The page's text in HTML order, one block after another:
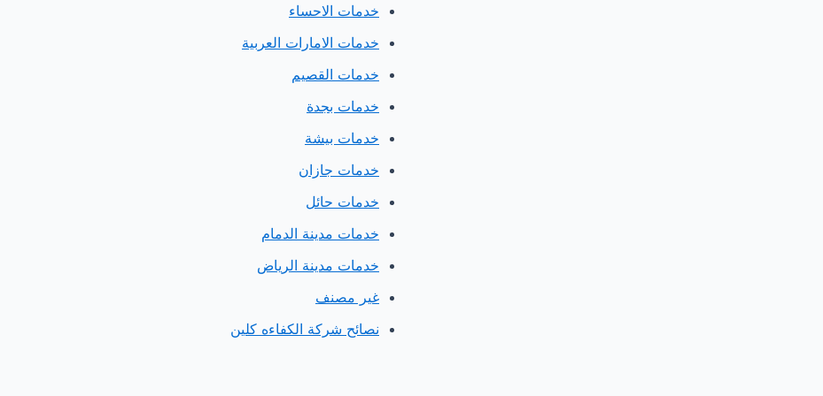
خدمات الاحساء
خدمات الامارات العربية
خدمات القصيم
خدمات بجدة
خدمات بيشة
خدمات جازان
خدمات حائل
خدمات مدينة الدمام
خدمات مدينة الرياض
غير مصنف
نصائح شركة الكفاءه كلين